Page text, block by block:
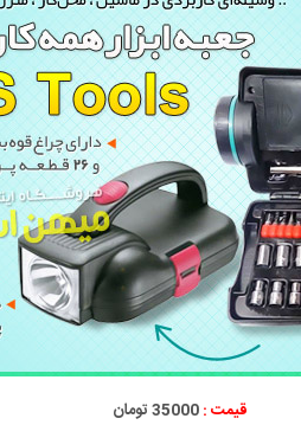
قیمت :35000 تومان